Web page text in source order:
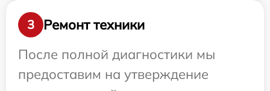
3
Ремонт техники
После полной диагностики мы
предоставим на утверждение